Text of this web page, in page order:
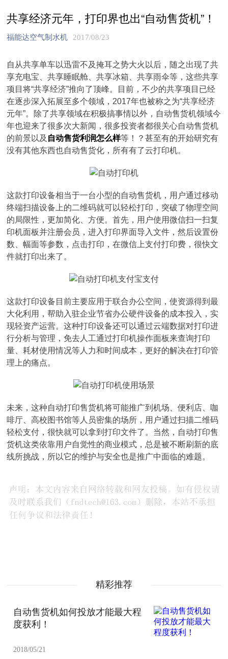
共享经济元年，打印界也出“自动售货机”！
福能达空气制水机 2017/08/23
自从共享单车以迅雷不及掩耳之势大火以后，随之出现了共
享充电宝、共享睡眠舱、共享冰箱、共享雨伞等，这些共享
项目将“共享经济”推向了顶峰。目前，不少的共享项目已经
在逐步深入拓展至多个领域，2017年也被称之为“共享经济
元年”。除了共享领域在积极搞事情以外，自动售货机领域今
年也迎来了很多次大新闻，很多投资者都很关心自动售货机
的前景以及 自动售货利润怎么样等！？甚至有的开始研究有
没有其他东西也自动售货化，所有有了云打印机。
这款打印设备相当于一台小型的自动售货机，用户通过移动
终端扫描设备上的二维码就可以轻松打印，突破了物理空间
的局限性，更加简化、方便。首先，用户使用微信扫一扫复
印机面板并注册会员，进入打印界面导入文件，然后设置份
数、幅面等参数，点击打印，在微信上支付打印费，很快文
件就打印出来了。
这款打印设备目前主要应用于联合办公空间，使资源得到最
大化利用，帮助入驻企业节省办公硬件设备的成本投入，实
现轻资产运营。这种打印设备还可以通过云端数据对打印进
行分析与管理，免去人工通过打印机操作面板来查询打印
量、耗材使用情况等人力和时间成本，更好的解决在打印管
理上的痛点。
未来，这种自动打印售货机将可能推广到机场、便利店、咖
啡厅、高校图书馆等人员密集的场所，用户通过扫描二维码
轻松支付，很快就可以拿到打印文件了。当然，自动打印售
货机这类依靠用户自觉性的商业模式，总是被不断刷新的底
线所挑战，所以它的维护与安全也是推广中面临的难题。
精彩推荐
自动售货机如何投放才能最大程
度获利！
2018/05/21